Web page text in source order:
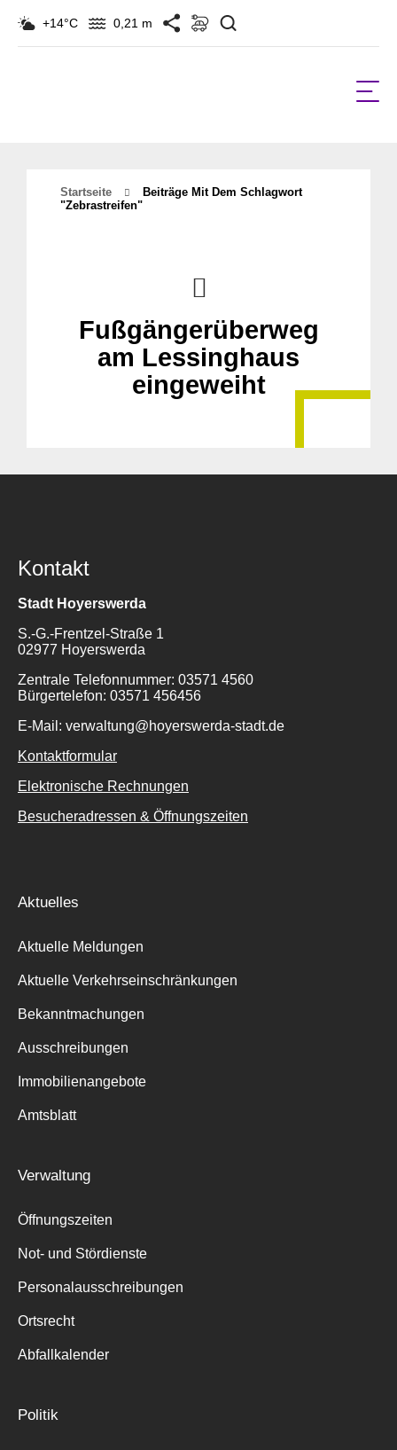
+14°C 0,21 m
Startseite
Beiträge Mit Dem Schlagwort
"zebrastreifen"
Fußgängerüberweg
am Lessinghaus
eingeweiht
Kontakt
Stadt Hoyerswerda
S.-G.-Frentzel-Straße 1
02977 Hoyerswerda
Zentrale Telefonnummer: 03571 4560
Bürgertelefon: 03571 456456
E-Mail: verwaltung@hoyerswerda-stadt.de
Kontaktformular
Elektronische Rechnungen
Besucheradressen & Öffnungszeiten
Aktuelles
Aktuelle Meldungen
Aktuelle Verkehrseinschränkungen
Bekanntmachungen
Ausschreibungen
Immobilienangebote
Amtsblatt
Verwaltung
Öffnungszeiten
Not- und Stördienste
Personalausschreibungen
Ortsrecht
Abfallkalender
Politik